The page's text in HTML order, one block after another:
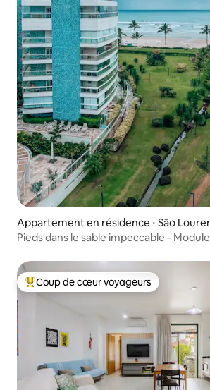
Appartement en résidence ⋅ São
Pieds dans le sable impeccable -
Coups de cœur voyageurs les plus
Coup de cœur voyageurs